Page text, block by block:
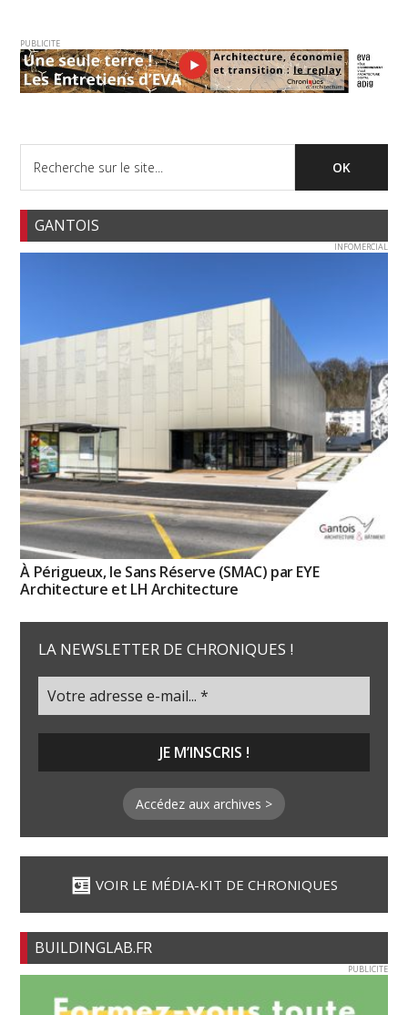
PUBLICITE
GANTOIS
INFOMERCIAL
À Périgueux, le Sans Réserve (SMAC) par EYE
Architecture et LH Architecture
LA NEWSLETTER DE CHRONIQUES !
Accédez aux archives >
VOIR LE MÉDIA-KIT DE CHRONIQUES
BUILDINGLAB.FR
PUBLICITE